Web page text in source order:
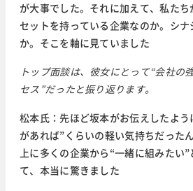
が大事でした。それに加えて、私た
セットを持っている企業なのか。シナ
か。そこを軸に見ていました
トップ面談は、彼女にとって“会社の
セス”だったと振り返ります。
松本氏：先ほど坂本がお伝えしたよ
があれば”くらいの軽い気持ちだった
上に多くの企業から“一緒に組みたい
て、本当に驚きました